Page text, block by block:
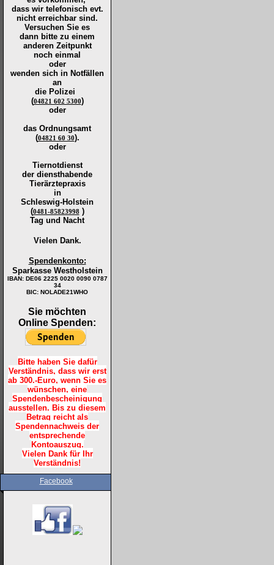
dass wir telefonisch evt.
nicht erreichbar sind.
Versuchen Sie es
dann bitte zu einem
anderen Zeitpunkt
noch einmal
oder
wenden sich in Notfällen
an
die Polizei
(04821 602 5300)
oder
das Ordnungsamt
(04821 60 30).
oder
Tiernotdienst
der diensthabende
Tierärztepraxis
in
Schleswig-Holstein
(0481-85823998 )
Tag und Nacht
Vielen Dank.
Spendenkonto:
Sparkasse Westholstein
IBAN: DE06 2225 0020 0090 0787
34
BIC: NOLADE21WHO
Sie möchten
Online Spenden:
Bitte haben Sie dafür
Verständnis, dass wir erst
ab 300.-Euro, wenn Sie es
wünschen, eine
Spendenbescheinigung
ausstellen. Bis zu diesem
Betrag reicht als
Spendennachweis der
entsprechende
Kontoauszug.
Vielen Dank für Ihr
Verständnis!
Facebook